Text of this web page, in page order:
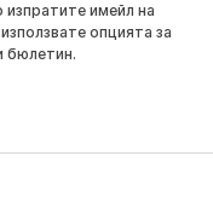
имейл на
опцията за
бюлетин.